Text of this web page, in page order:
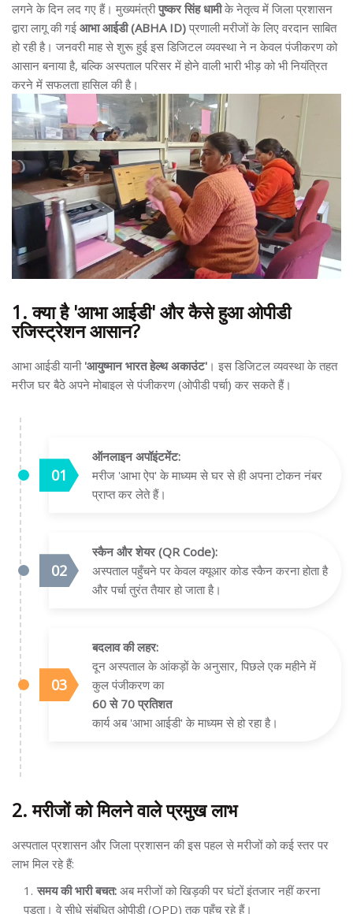
लगने के दिन लद गए हैं। मुख्यमंत्रीपुष्कर सिंह धामीके नेतृत्व में जिला प्रशासन
द्वारा लागू की गई आभा आईडी (ABHA ID) प्रणाली मरीजों के लिए वरदान साबित
हो रही है। जनवरी माह से शुरू हुई इस डिजिटल व्यवस्था ने न केवल पंजीकरण को
आसान बनाया है, बल्कि अस्पताल परिसर में होने वाली भारी भीड़ को भी नियंत्रित
करने में सफलता हासिल की है।
1. क्या है 'आभा आईडी' और कैसे हुआ ओपीडी
रजिस्ट्रेशन आसान?
आभा आईडी यानी 'आयुष्मान भारत हेल्थ अकाउंट' । इस डिजिटल व्यवस्था के तहत
मरीज घर बैठे अपने मोबाइल से पंजीकरण (ओपीडी पर्चा) कर सकते हैं।
ऑनलाइन अपॉइंटमेंट:
मरीज 'आभा ऐप' के माध्यम से घर से ही अपना टोकन नंबर
प्राप्त कर लेते हैं।
स्कैन और शेयर (QR Code):
अस्पताल पहुँचने पर केवल क्यूआर कोड स्कैन करना होता है
और पर्चा तुरंत तैयार हो जाता है।
बदलाव की लहर:
दून अस्पताल के आंकड़ों के अनुसार, पिछले एक महीने में
कुल पंजीकरण का
60 से 70 प्रतिशत
कार्य अब 'आभा आईडी' के माध्यम से हो रहा है।
2. मरीजों को मिलने वाले प्रमुख लाभ
अस्पताल प्रशासन और जिला प्रशासन की इस पहल से मरीजों को कई स्तर पर
लाभ मिल रहे हैं:
समय की भारी बचत: अब मरीजों को खिड़की पर घंटों इंतजार नहीं करना
पड़ता। वे सीधे संबंधित ओपीडी (OPD) तक पहुँच रहे हैं।